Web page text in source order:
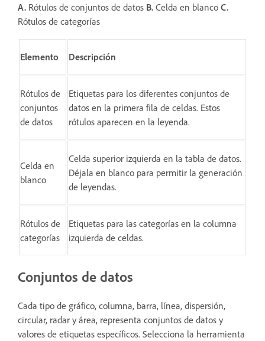
A. Rótulos de conjuntos de datos B. Celda en blanco C.
Rótulos de categorías
Elemento Descripción
Rótulos de
conjuntos
de datos
Etiquetas para los diferentes conjuntos de
datos en la primera fila de celdas. Estos
rótulos aparecen en la leyenda.
Celda en
blanco
Celda superior izquierda en la tabla de datos.
Déjala en blanco para permitir la generación
de leyendas.
Rótulos de
categorías
Etiquetas para las categorías en la columna
izquierda de celdas.
Conjuntos de datos
Cada tipo de gráfico, columna, barra, línea, dispersión,
circular, radar y área, representa conjuntos de datos y
valores de etiquetas específicos. Selecciona la herramienta